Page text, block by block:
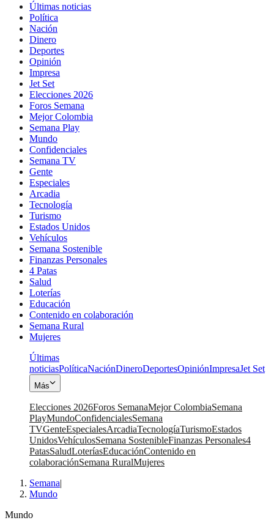
Últimas noticias
Política
Nación
Dinero
Deportes
Opinión
Impresa
Jet Set
Elecciones 2026
Foros Semana
Mejor Colombia
Semana Play
Mundo
Confidenciales
Semana TV
Gente
Especiales
Arcadia
Tecnología
Turismo
Estados Unidos
Vehículos
Semana Sostenible
Finanzas Personales
4 Patas
Salud
Loterías
Educación
Contenido en colaboración
Semana Rural
Mujeres
Últimas
noticiasPolíticaNaciónDineroDeportesOpiniónImpresaJet Set
Más
Elecciones 2026Foros SemanaMejor ColombiaSemana
PlayMundoConfidencialesSemana
TVGenteEspecialesArcadiaTecnologíaTurismoEstados
UnidosVehículosSemana SostenibleFinanzas Personales4
PatasSaludLoteríasEducaciónContenido en
colaboraciónSemana RuralMujeres
Semana|
Mundo
Mundo